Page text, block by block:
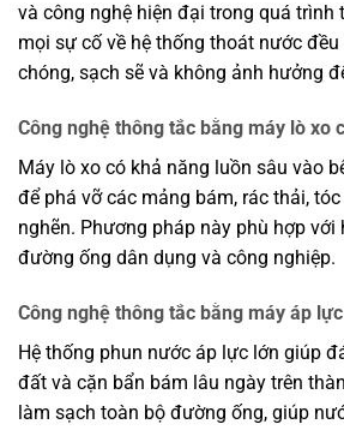
và công nghệ hiện đại trong quá trình
mọi sự cố về hệ thống thoát nước
chóng, sạch sẽ và không ảnh hưởng
Công nghệ thông tắc bằng máy lò xo
Máy lò xo có khả năng luồn sâu vào
để phá vỡ các mảng bám, rác thải,
nghẽn. Phương pháp này phù hợp với
đường ống dân dụng và công nghiệp.
Công nghệ thông tắc bằng máy áp
Hệ thống phun nước áp lực lớn giúp
đất và cặn bẩn bám lâu ngày trên
làm sạch toàn bộ đường ống, giúp